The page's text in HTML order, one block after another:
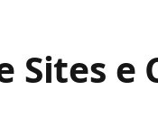
Sites e